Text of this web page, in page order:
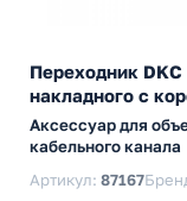
Переходник
накладного с
Аксессуар для
кабельного канала
Артикул: 87167